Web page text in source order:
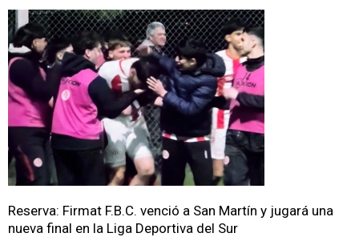
Reserva: Firmat F.B.C. venció a San Martín y jugará una
nueva final en la Liga Deportiva del Sur